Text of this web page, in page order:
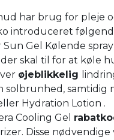
har brug for pleje
introduceret
Gel Kølende
skal til for at køle
øjeblikkelig
Hydration Lotion .
Cooling Gel
Disse